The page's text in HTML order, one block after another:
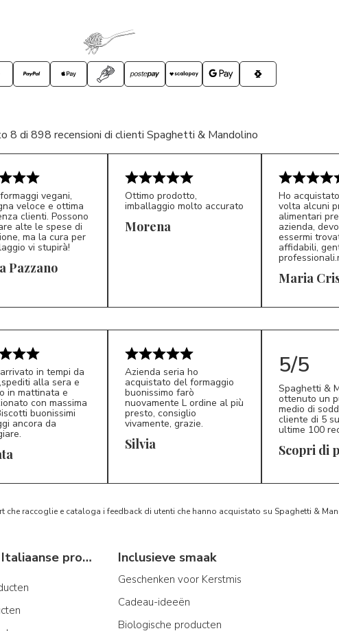
8 di 898 recensioni di clienti Spaghetti & Mandolino
5/5
vegani,
veloce e ottima
clienti. Possono
alte le spese di
ma la cura per
vi stupirà!
Pazzano
Ottimo prodotto,
imballaggio molto accurato
Morena
MC
Ho
volta alcuni
alimentari
azienda,
essermi
affidabili,
Maria
in tempi da
alla sera e
in mattinata e
con massima
buonissimi
ancora da
S*
Azienda seria ho
acquistato del formaggio
buonissimo farò
nuovamente L ordine al più
presto, consiglio
vivamente, grazie.
Silvia
5/5
Spaghetti &
ottenuto un
medio di
cliente di 5
ultime 100
Scopri di
che raccoglie e cataloga i feedback di utenti che hanno acquistato su Spaghetti &
Typische regionale Italiaanse producten Inclusieve smaak
Geschenken voor Kerstmis
Cadeau-ideeën
Biologische producten